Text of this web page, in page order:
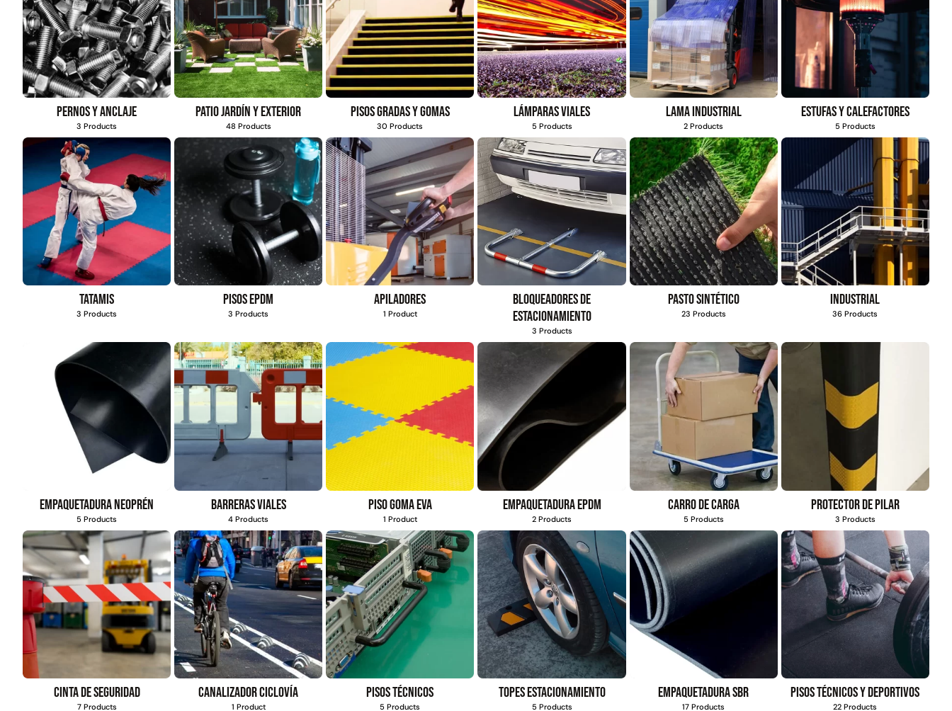
Pernos y anclaje
3 Products
Patio jardín y exterior
48 Products
Pisos gradas y gomas
30 Products
Lámparas viales
5 Products
Lama industrial
2 Products
Estufas y calefactores
5 Products
Tatamis
3 Products
Pisos EPDM
3 Products
Apiladores
1 Product
Bloqueadores de
estacionamiento
3 Products
Pasto sintético
23 Products
Industrial
36 Products
Empaquetadura Neoprén
5 Products
Barreras viales
4 Products
Piso goma eva
1 Product
Empaquetadura EPDM
2 Products
Carro de carga
5 Products
Protector de pilar
3 Products
Cinta de seguridad
7 Products
Canalizador ciclovía
1 Product
Pisos técnicos
5 Products
Topes estacionamiento
5 Products
Empaquetadura SBR
17 Products
Pisos técnicos y deportivos
22 Products